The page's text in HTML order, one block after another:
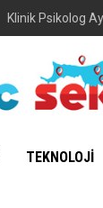
Klinik Psikolog
TEKNOLOJİ